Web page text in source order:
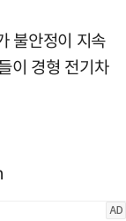
불안정이 지속
이 경형 전기차